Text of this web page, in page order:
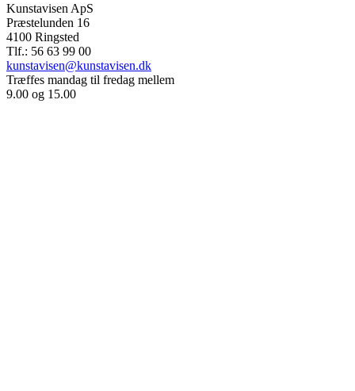
Kunstavisen ApS
Præstelunden 16
4100 Ringsted
Tlf.: 56 63 99 00
kunstavisen@kunstavisen.dk
Træffes mandag til fredag mellem
9.00 og 15.00